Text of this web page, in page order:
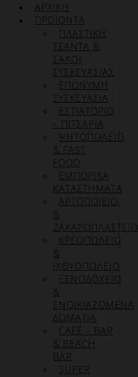
ΑΡΧΙΚΉ
ΠΡΟΪΌΝΤΑ
ΠΛΑΣΤΙΚΗ
ΤΣΑΝΤΑ &
ΣΑΚΟΙ
ΣΥΣΚΕΥΑΣΙΑΣ
ΕΠΏΝΥΜΗ
ΣΥΣΚΕΥΑΣΊΑ
ΕΣΤΙΑΤΟΡΙΟ
– ΠΙΤΣΑΡΙΑ
ΨΗΤΟΠΩΛΕΙΟ
& FAST
FOOD
ΕΜΠΟΡΙΚΑ
ΚΑΤΑΣΤΗΜΑΤΑ
ΑΡΤΟΠΟΙΕΙΟ
&
ΖΑΧΑΡΟΠΛΑΣΤΕΙΟ
ΚΡΕΟΠΩΛΕΙΟ
&
ΙΧΘΥΟΠΩΛΕΙΟ
ΞΕΝΟΔΟΧΕΙΟ
&
ΕΝΟΙΚΙΑΖΟΜΕΝΑ
ΔΩΜΑΤΙΑ
CAFÉ – BAR
& BEACH
BAR
SUPER